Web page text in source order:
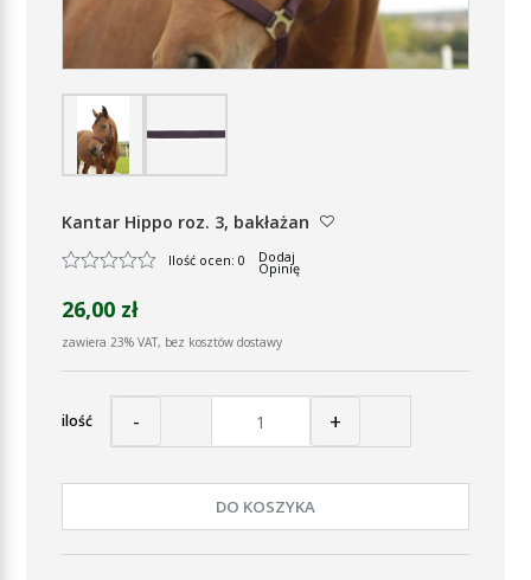
Kantar Hippo roz. 3, bakłażan
Ilość ocen: 0 Dodaj
Opinię
26,00 zł
zawiera 23% VAT, bez kosztów dostawy
ilość - +
DO KOSZYKA